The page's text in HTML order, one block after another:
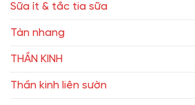
Sữa ít & tắc tia sữa
Tàn nhang
THẦN KINH
Thần kinh liên sườn